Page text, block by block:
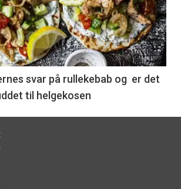
svar på rullekebab og er det
til helgekosen